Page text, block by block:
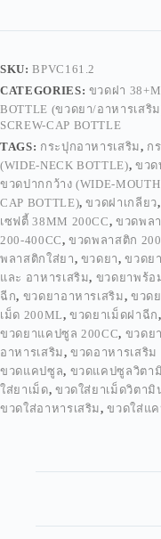
SKU:BPVC161.2
CATEGORIES: ขวดฝา
BOTTLE (ขวดยา/อาหารเสริ
SCREW-CAP BOTTLE
TAGS: กระปุกอาหารเสริม, ก
(WIDE-NECK BOTTLE),ขวด
ขวดปากกว้าง (WIDE-
CAP BOTTLE),ขวดฝาเกลียว
เซฟตี้ 38MM 200CC,ขวดพล
200-400CC,ขวดพลาสติก
พลาสติกใส่ยา, ขวดยา,ขวดย
และ อาหารเสริม, ขวดยาพร้อ
ฉีก, ขวดยาอาหารเสริม,ขวด
เม็ด 200ML,ขวดยาเม็ดฝาฉีก
ขวดยาแคปซูล 200CC, ขวดย
อาหารเสริม,ขวดอาหารเสริม
ขวดแคปซูล, ขวดแคปซูลวิตา
ใส่ยาเม็ด, ขวดใส่ยาเม็ดวิตามิ
ขวดใส่อาหารเสริม,ขวดใส่แ